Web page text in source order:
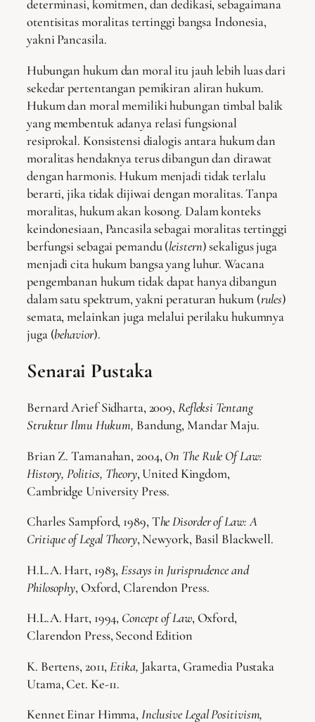
determinasi, komitmen, dan dedikasi, sebagaimana
otentisitas moralitas tertinggi bangsa Indonesia,
yakni Pancasila.
Hubungan hukum dan moral itu jauh lebih luas dari
sekedar pertentangan pemikiran aliran hukum.
Hukum dan moral memiliki hubungan timbal balik
yang membentuk adanya relasi fungsional
resiprokal. Konsistensi dialogis antara hukum dan
moralitas hendaknya terus dibangun dan dirawat
dengan harmonis. Hukum menjadi tidak terlalu
berarti, jika tidak dijiwai dengan moralitas. Tanpa
moralitas, hukum akan kosong. Dalam konteks
keindonesiaan, Pancasila sebagai moralitas tertinggi
berfungsi sebagai pemandu (leistern) sekaligus juga
menjadi cita hukum bangsa yang luhur. Wacana
pengembanan hukum tidak dapat hanya dibangun
dalam satu spektrum, yakni peraturan hukum (rules)
semata, melainkan juga melalui perilaku hukumnya
juga (behavior).
Senarai Pustaka
Bernard Arief Sidharta, 2009, Refleksi Tentang
Struktur Ilmu Hukum, Bandung, Mandar Maju.
Brian Z. Tamanahan, 2004, On The Rule Of Law:
History, Politics, Theory, United Kingdom,
Cambridge University Press.
Charles Sampford, 1989, The Disorder of Law: A
Critique of Legal Theory, Newyork, Basil Blackwell.
H.L.A. Hart, 1983,Essays in Jurisprudence and
Philosophy, Oxford, Clarendon Press.
H.L.A. Hart, 1994, Concept of Law, Oxford,
Clarendon Press, Second Edition
K. Bertens, 2011,Etika, Jakarta, Gramedia Pustaka
Utama, Cet. Ke-11.
Kennet Einar Himma, Inclusive Legal Positivism,